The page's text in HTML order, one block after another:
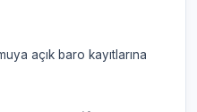
açık baro kayıtlarına